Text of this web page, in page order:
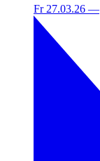
Fr 27.03.26 —